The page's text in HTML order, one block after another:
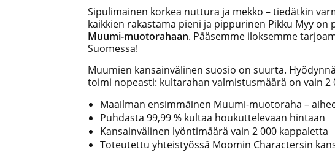
Sipulimainen korkea nuttura ja mekko – tiedätkin
kaikkien rakastama pieni ja pippurinen Pikku Myy on
Muumi-muotorahaan. Pääsemme iloksemme
Suomessa!
Muumien kansainvälinen suosio on suurta.
toimi nopeasti: kultarahan valmistusmäärä on vain 2
Maailman ensimmäinen Muumi-muotoraha –
Puhdasta 99,99 % kultaa houkuttelevaan hintaan
Kansainvälinen lyöntimäärä vain 2 000 kappaletta
Toteutettu yhteistyössä Moomin Charactersin